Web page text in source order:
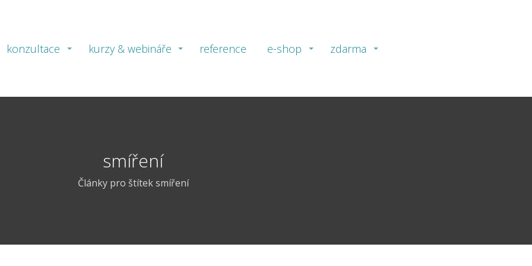
konzultace kurzy & webináře reference e-shop zdarma
smíření
Články pro štítek smíření